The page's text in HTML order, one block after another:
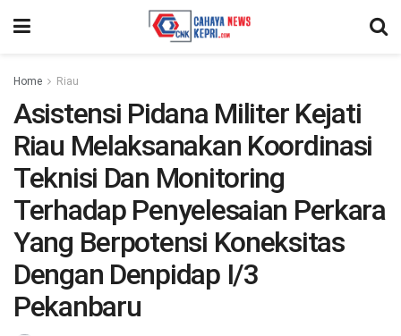
Home Riau
Asistensi Pidana Militer Kejati
Riau Melaksanakan Koordinasi
Teknisi Dan Monitoring
Terhadap Penyelesaian Perkara
Yang Berpotensi Koneksitas
Dengan Denpidap I/3
Pekanbaru